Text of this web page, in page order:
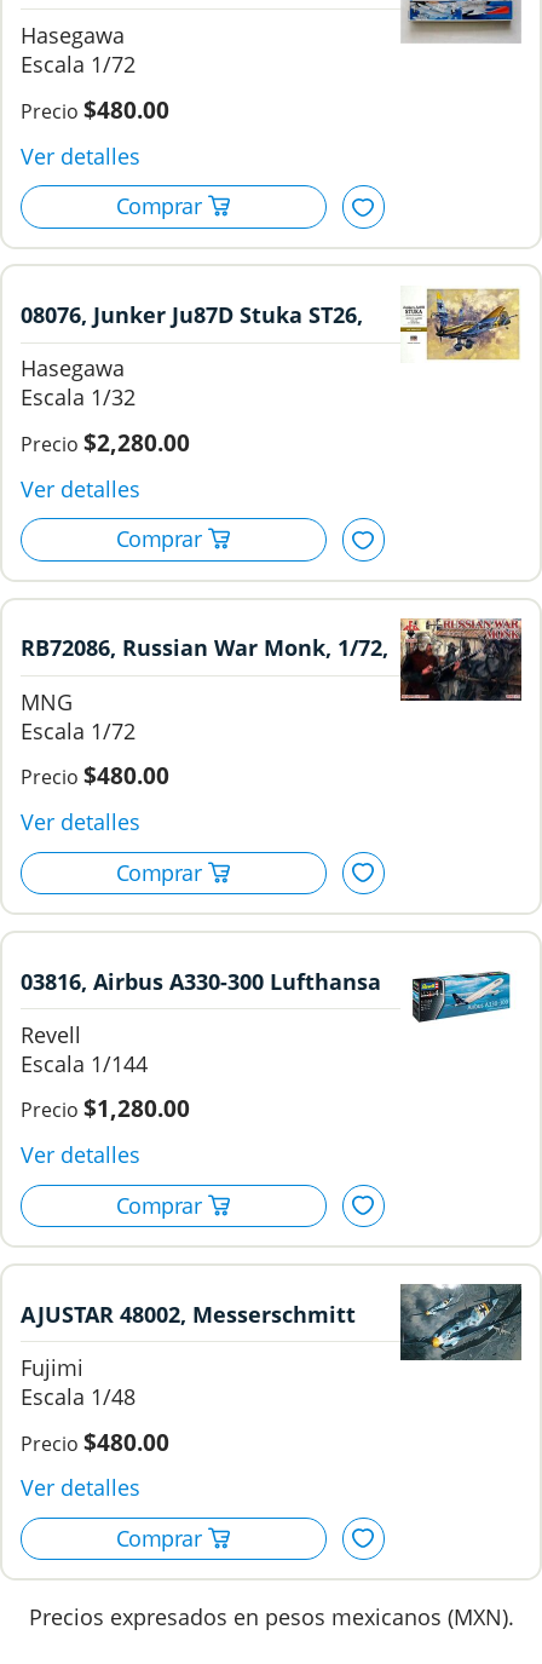
Weapons: IV U.S. Air To Grounds
Missiles
Hasegawa
1/72
$480.00
08076, Junker Ju87D Stuka ST26,
1/32, Hasegawa.
Hasegawa
1/32
$2,280.00
RB72086, Russian War Monk, 1/72,
Redbox.
MNG
1/72
$480.00
03816, Airbus A330-300 Lufthansa
New Livery, 1/144, Revell.
Revell
1/144
$1,280.00
AJUSTAR 48002, Messerschmitt
Bf109 G-6 , 1/48, Fujimi.
Fujimi
1/48
$480.00
Precios expresados en pesos mexicanos (MXN).